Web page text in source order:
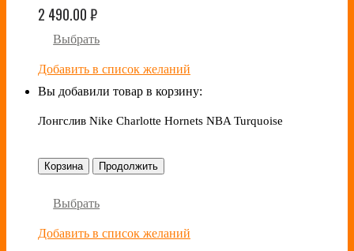
2 490.00₽
Выбрать
Добавить в список желаний
Вы добавили товар в корзину:
Лонгслив Nike Charlotte Hornets NBA Turquoise
Корзина Продолжить
Выбрать
Добавить в список желаний